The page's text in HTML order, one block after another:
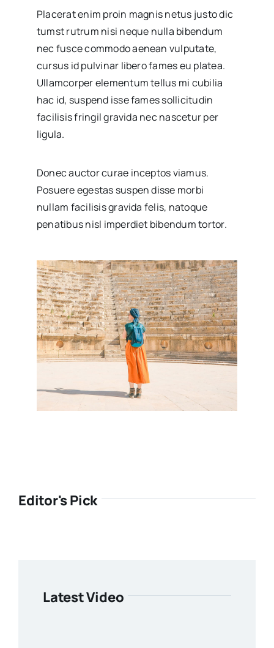
Placerat enim proin magnis netus justo dic
tumst rutrum nisi neque nulla bibendum
nec fusce commodo aenean vulputate,
cursus id pulvinar libero fames eu platea.
Ullamcorper elementum tellus mi cubilia
hac id, suspend isse fames sollicitudin
facilisis fringil gravida nec nascetur per
ligula.
Donec auctor curae inceptos viamus.
Posuere egestas suspen disse morbi
nullam facilisis gravida felis, natoque
penatibus nisl imperdiet bibendum tortor.
Editor's Pick
Latest Video